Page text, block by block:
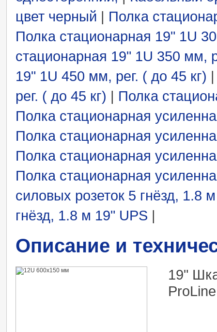
цвет черный | Полка
Полка стационарная 19" 1U
стационарная 19" 1U 350 мм,
19" 1U 450 мм, рег. ( до 45 кг)
рег. ( до 45 кг) | Полка
Полка стационарная
Полка стационарная
Полка стационарная
Полка стационарная
силовых розеток 5 гнёзд, 1.8
гнёзд, 1.8 м 19" UPS |
Описание и
19"